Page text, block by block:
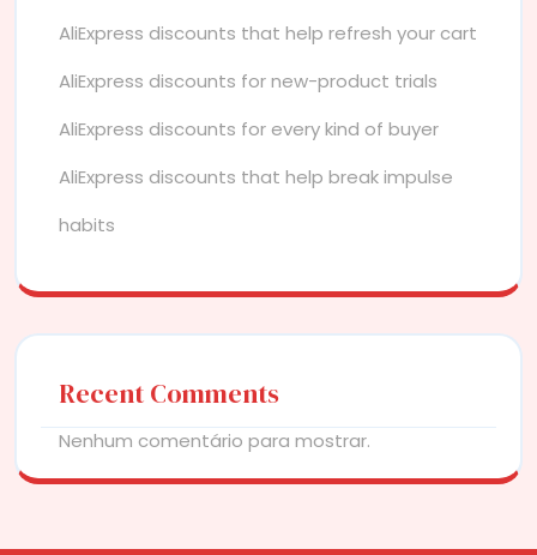
AliExpress discounts that help refresh your cart
AliExpress discounts for new-product trials
AliExpress discounts for every kind of buyer
AliExpress discounts that help break impulse
habits
Recent Comments
Nenhum comentário para mostrar.